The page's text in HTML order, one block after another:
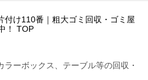
付け110番｜粗大ゴミ回収・ゴミ屋
！
TOP
ラーボックス、テーブル等の回収・